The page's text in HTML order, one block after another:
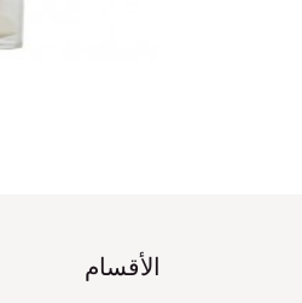
الأقسام